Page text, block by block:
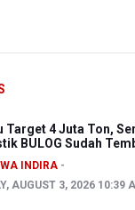
Target 4 Juta Ton,
BULOG Sudah
INDIRA
AUGUST 3, 2026 10:39